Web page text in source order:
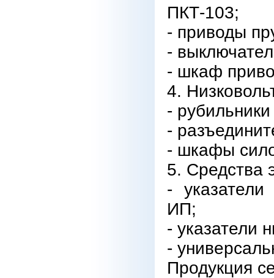
ПКТ-103;
- приводы
-
- шкаф
4.
-
-
- шкафы
5. Средства
-
ИП;
- указатели
-
Продукция